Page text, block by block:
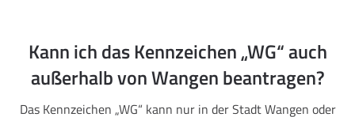
Kann ich das Kennzeichen „WG“ auch
außerhalb von Wangen beantragen?
Das Kennzeichen „WG“ kann nur in der Stadt Wangen oder